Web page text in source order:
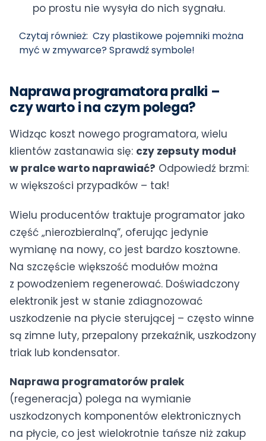
po prostu nie wysyła do nich sygnału.
Czytaj również: Czy plastikowe pojemniki można
myć w zmywarce? Sprawdź symbole!
Naprawa programatora pralki –
czy warto i na czym polega?
Widząc koszt nowego programatora, wielu
klientów zastanawia się: czy zepsuty moduł
w pralce warto naprawiać? Odpowiedź brzmi:
w większości przypadków – tak!
Wielu producentów traktuje programator jako
część „nierozbieralną”, oferując jedynie
wymianę na nowy, co jest bardzo kosztowne.
Na szczęście większość modułów można
z powodzeniem regenerować. Doświadczony
elektronik jest w stanie zdiagnozować
uszkodzenie na płycie sterującej – często winne
są zimne luty, przepalony przekaźnik, uszkodzony
triak lub kondensator.
Naprawa programatorów pralek
(regeneracja) polega na wymianie
uszkodzonych komponentów elektronicznych
na płycie, co jest wielokrotnie tańsze niż zakup